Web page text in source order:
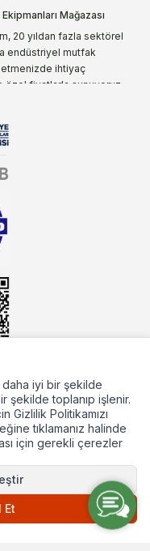
Mağazası
20 yıldan fazla sektörel
endüstriyel mutfak
ihtiyaç
özel fiyatlarla sunuyoruz.
gelen ilk adreslerden
mutbex.com,
üzerinde büyük bir
destek sunan
konusunda
üstünde olacaktır.
iyi bir şekilde
şekilde toplanıp işlenir.
Gizlilik Politikamızı
tıklamanız halinde
için gerekli çerezler
Et